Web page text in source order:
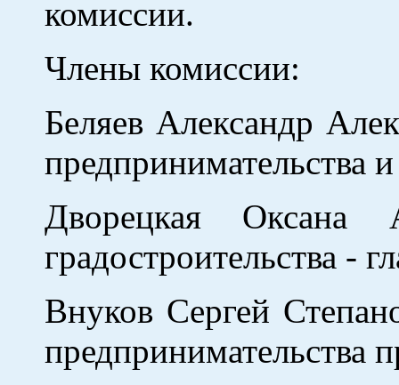
комиссии.
Члены комиссии:
Беляев Александр
предпринимательства
Дворецкая Оксана
градостроительства -
Внуков Сергей
предпринимательства